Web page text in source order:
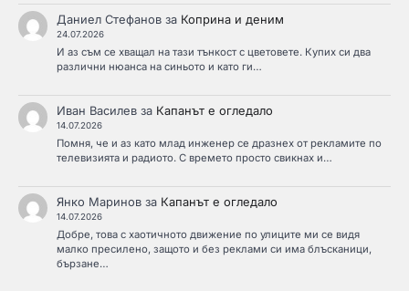
Даниел Стефановза Коприна и деним
24.07.2026
И аз съм се хващал на тази тънкост с цветовете. Купих си два
различни нюанса на синьото и като ги…
Иван Василевза Капанът е огледало
14.07.2026
Помня, че и аз като млад инженер се дразнех от рекламите по
телевизията и радиото. С времето просто свикнах и…
Янко Мариновза Капанът е огледало
14.07.2026
Добре, това с хаотичното движение по улиците ми се видя
малко пресилено, защото и без реклами си има блъсканици,
бързане…